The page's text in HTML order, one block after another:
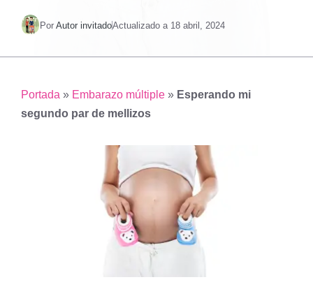
Por Autor invitadoActualizado a 18 abril, 2024
Portada » Embarazo múltiple » Esperando mi
segundo par de mellizos